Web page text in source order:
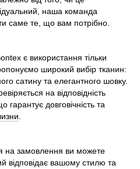
наша команда
саме те, що вам потрібно.
є використання тільки
широкий вибір тканин:
сатину та елегантного шовку.
на відповідність
гарантує довговічність та
.
на замовлення ви можете
відповідає вашому стилю та